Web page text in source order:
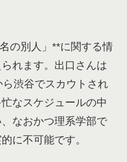
の別人」**に関する情
れます。出口さんは
渋谷でスカウトされ
なスケジュールの中
なおかつ理系学部で
に不可能です。